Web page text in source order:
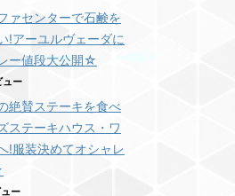
ァセンターで石鹸を
!アーユルヴェーダに
ー値段大公開☆
ー
絶賛ステーキを食べ
ステーキハウス・ワ
!服装決めてオシャレ
ー